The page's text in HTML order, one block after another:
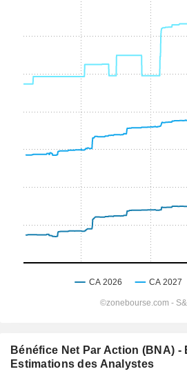
Bénéfice Net Par Action (BNA)
Estimations des Analystes